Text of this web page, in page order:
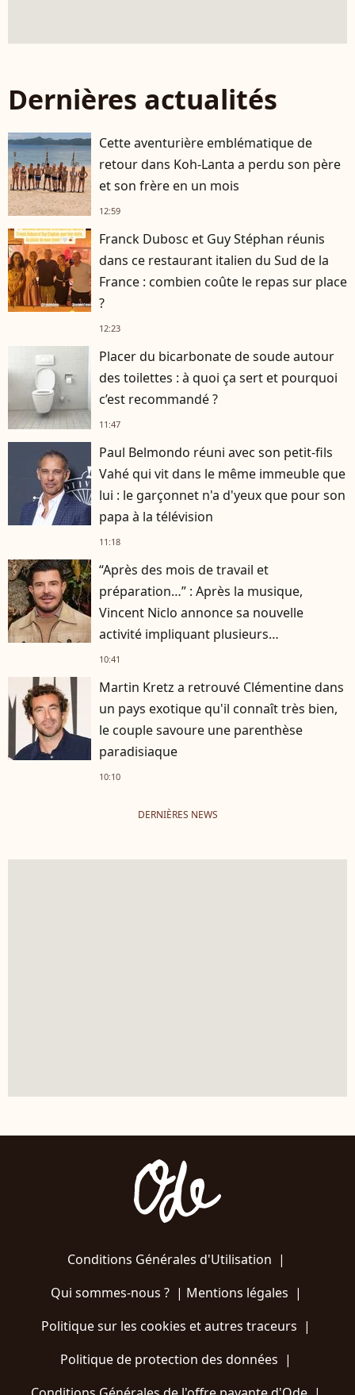
Dernières actualités
Cette aventurière emblématique de
retour dans Koh-Lanta a perdu son père
et son frère en un mois
12:59
Franck Dubosc et Guy Stéphan réunis
dans ce restaurant italien du Sud de la
France : combien coûte le repas sur place
?
12:23
Placer du bicarbonate de soude autour
des toilettes : à quoi ça sert et pourquoi
c’est recommandé ?
11:47
Paul Belmondo réuni avec son petit-fils
Vahé qui vit dans le même immeuble que
lui : le garçonnet n'a d'yeux que pour son
papa à la télévision
11:18
“Après des mois de travail et
préparation…” : Après la musique,
Vincent Niclo annonce sa nouvelle
activité impliquant plusieurs
personnalités
10:41
Martin Kretz a retrouvé Clémentine dans
un pays exotique qu'il connaît très bien,
le couple savoure une parenthèse
paradisiaque
10:10
DERNIÈRES NEWS
Conditions Générales d'Utilisation |
Qui sommes-nous ?| Mentions légales |
Politique sur les cookies et autres traceurs |
Politique de protection des données |